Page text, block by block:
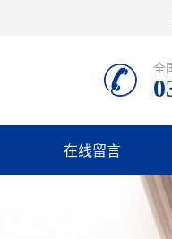
全
在线留言